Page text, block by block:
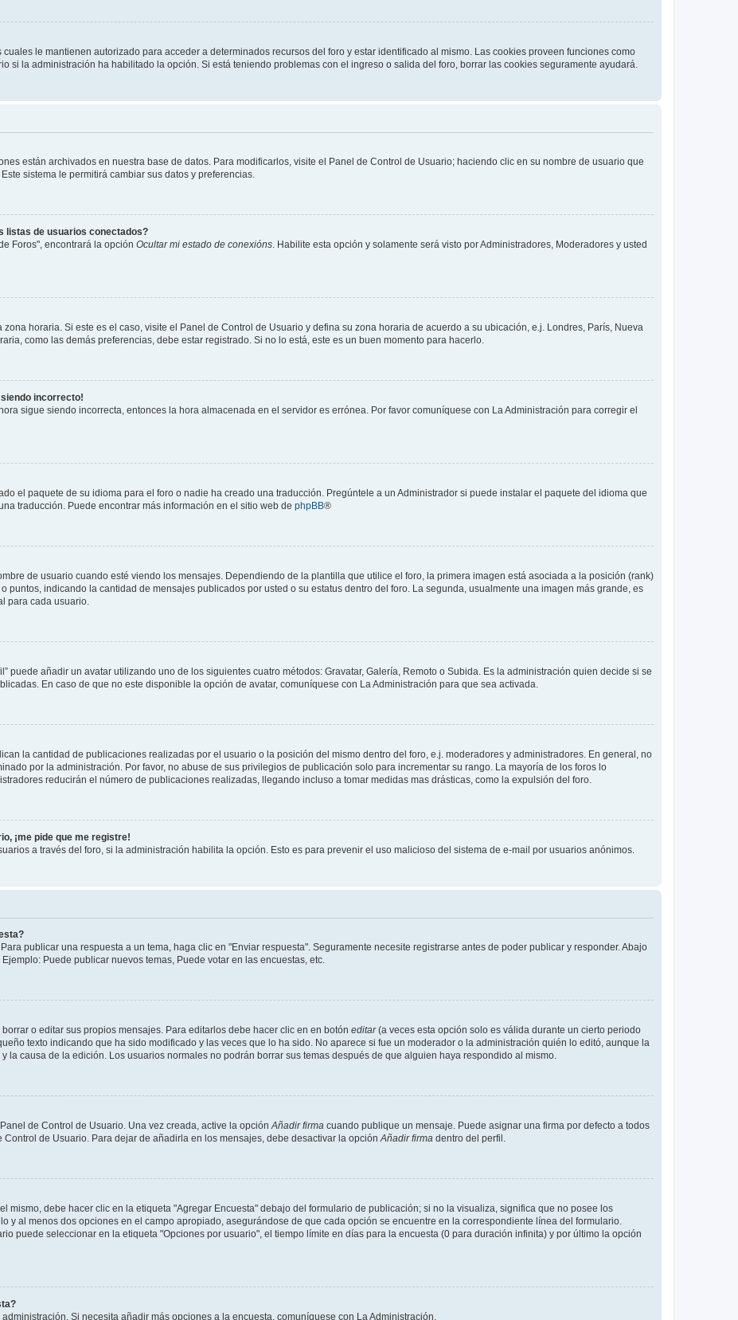
le mantienen autorizado para acceder a determinados recursos del foro y estar identificado al mismo. Las cookies proveen funciones como
si la administración ha habilitado la opción. Si está teniendo problemas con el ingreso o salida del foro, borrar las cookies seguramente ayudará.
están archivados en nuestra base de datos. Para modificarlos, visite el Panel de Control de Usuario; haciendo clic en su nombre de usuario que
sistema le permitirá cambiar sus datos y preferencias.
listas de usuarios conectados?
Foros", encontrará la opción Ocultar mi estado de conexións . Habilite esta opción y solamente será visto por Administradores, Moderadores y usted
horaria. Si este es el caso, visite el Panel de Control de Usuario y defina su zona horaria de acuerdo a su ubicación, e.j. Londres, París, Nueva
como las demás preferencias, debe estar registrado. Si no lo está, este es un buen momento para hacerlo.
incorrecto!
sigue siendo incorrecta, entonces la hora almacenada en el servidor es errónea. Por favor comuníquese con La Administración para corregir el
el paquete de su idioma para el foro o nadie ha creado una traducción. Pregúntele a un Administrador si puede instalar el paquete del idioma que
traducción. Puede encontrar más información en el sitio web de phpBB®
de usuario cuando esté viendo los mensajes. Dependiendo de la plantilla que utilice el foro, la primera imagen está asociada a la posición (rank)
puntos, indicando la cantidad de mensajes publicados por usted o su estatus dentro del foro. La segunda, usualmente una imagen más grande, es
para cada usuario.
puede añadir un avatar utilizando uno de los siguientes cuatro métodos: Gravatar, Galería, Remoto o Subida. Es la administración quien decide si se
En caso de que no este disponible la opción de avatar, comuníquese con La Administración para que sea activada.
la cantidad de publicaciones realizadas por el usuario o la posición del mismo dentro del foro, e.j. moderadores y administradores. En general, no
por la administración. Por favor, no abuse de sus privilegios de publicación solo para incrementar su rango. La mayoría de los foros lo
reducirán el número de publicaciones realizadas, llegando incluso a tomar medidas mas drásticas, como la expulsión del foro.
¡me pide que me registre!
a través del foro, si la administración habilita la opción. Esto es para prevenir el uso malicioso del sistema de e-mail por usuarios anónimos.
publicar una respuesta a un tema, haga clic en "Enviar respuesta". Seguramente necesite registrarse antes de poder publicar y responder. Abajo
Puede publicar nuevos temas, Puede votar en las encuestas, etc.
o editar sus propios mensajes. Para editarlos debe hacer clic en en botón editar(a veces esta opción solo es válida durante un cierto periodo
texto indicando que ha sido modificado y las veces que lo ha sido. No aparece si fue un moderador o la administración quién lo editó, aunque la
la causa de la edición. Los usuarios normales no podrán borrar sus temas después de que alguien haya respondido al mismo.
de Control de Usuario. Una vez creada, active la opción Añadir firma cuando publique un mensaje. Puede asignar una firma por defecto a todos
de Usuario. Para dejar de añadirla en los mensajes, debe desactivar la opción Añadir firma dentro del perfil.
mismo, debe hacer clic en la etiqueta "Agregar Encuesta" debajo del formulario de publicación; si no la visualiza, significa que no posee los
y al menos dos opciones en el campo apropiado, asegurándose de que cada opción se encuentre en la correspondiente línea del formulario.
puede seleccionar en la etiqueta "Opciones por usuario", el tiempo límite en días para la encuesta (0 para duración infinita) y por último la opción
Si necesita añadir más opciones a la encuesta, comuníquese con La Administración.